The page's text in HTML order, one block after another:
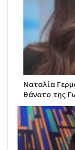
Ναταλία
θάνατο της